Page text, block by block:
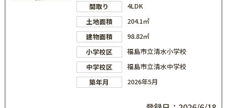
間取り
4LDK
土地面積
204.1㎡
建物面積
98.82㎡
小学校区
福島市立清水小学校
中学校区
福島市立清水中学校
築年月
2026年5月